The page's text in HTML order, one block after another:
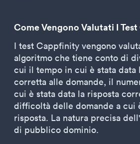
Come Vengono Valutati I
I test Cappfinity vengono
algoritmo che tiene conto di
cui il tempo in cui è stata data
corretta alle domande, il
cui è stata data la risposta
difficoltà delle domande a cui
risposta. La natura precisa
di pubblico dominio.